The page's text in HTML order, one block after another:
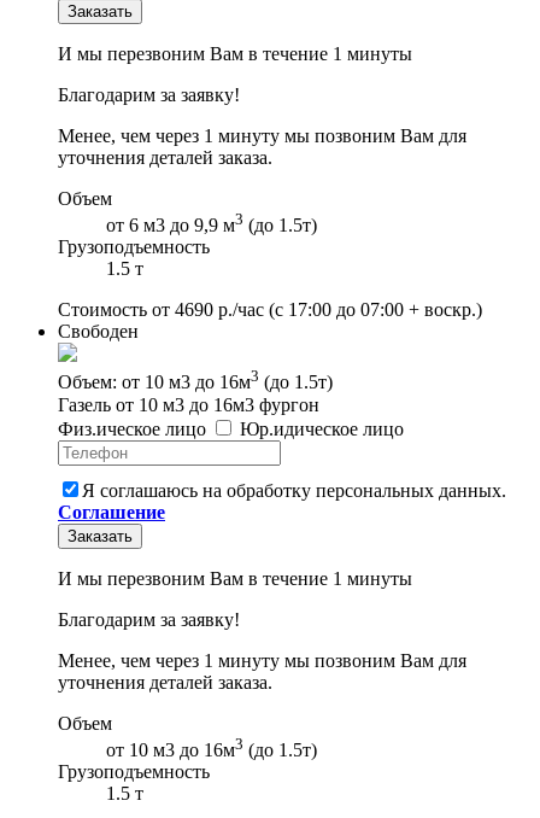
Заказать
И мы перезвоним Вам в течение 1 минуты
Благодарим за заявку!
Менее, чем через 1 минуту мы позвоним Вам для
уточнения деталей заказа.
Объем
от 6 м3 до 9,9 м3 (до 1.5т)
Грузоподъемность
1.5 т
Стоимость от 4690 р./час (с 17:00 до 07:00 + воскр.)
Свободен
Объем: от 10 м3 до 16м3 (до 1.5т)
Газель от 10 м3 до 16м3 фургон
Физ.ическое лицо Юр.идическое лицо
Я соглашаюсь на обработку персональных данных.
Соглашение
Заказать
И мы перезвоним Вам в течение 1 минуты
Благодарим за заявку!
Менее, чем через 1 минуту мы позвоним Вам для
уточнения деталей заказа.
Объем
от 10 м3 до 16м3 (до 1.5т)
Грузоподъемность
1.5 т